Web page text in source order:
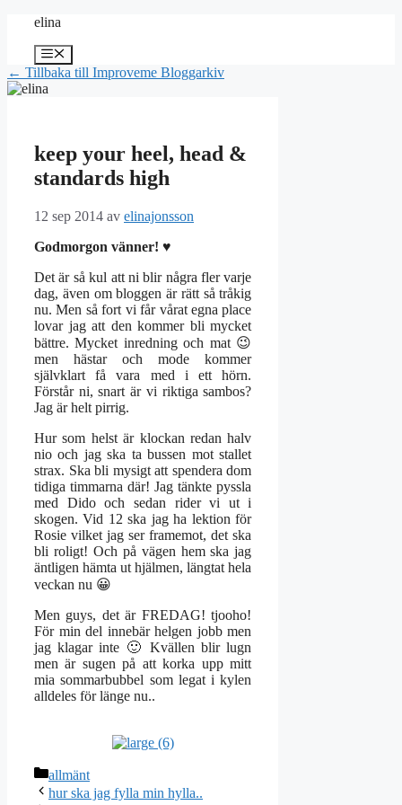
Hoppa
innehåll
elina
Meny
← Tillbaka till Improveme Bloggarkiv
keep your heel, head &
standards high
12 sep 2014 av elinajonsson
Godmorgon vänner! ♥
Det är så kul att ni blir några fler varje
dag, även om bloggen är rätt så tråkig
nu. Men så fort vi får vårat egna place
lovar jag att den kommer bli mycket
bättre. Mycket inredning och mat 😉
men hästar och mode kommer
självklart få vara med i ett hörn.
Förstår ni, snart är vi riktiga sambos?
Jag är helt pirrig.
Hur som helst är klockan redan halv
nio och jag ska ta bussen mot stallet
strax. Ska bli mysigt att spendera dom
tidiga timmarna där! Jag tänkte pyssla
med Dido och sedan rider vi ut i
skogen. Vid 12 ska jag ha lektion för
Rosie vilket jag ser framemot, det ska
bli roligt! Och på vägen hem ska jag
äntligen hämta ut hjälmen, längtat hela
veckan nu 😀
Men guys, det är FREDAG! tjooho!
För min del innebär helgen jobb men
jag klagar inte 🙂 Kvällen blir lugn
men är sugen på att korka upp mitt
mia sommarbubbel som legat i kylen
alldeles för länge nu..
Kategorier
allmänt
hur ska jag fylla min hylla..